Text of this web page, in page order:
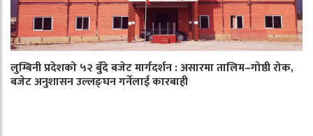
लुम्बिनी प्रदेशको ५२ बुँदे बजेट मार्गदर्शन : असारमा तालिम–गोष्ठी रोक,
बजेट अनुशासन उल्लङ्घन गर्नेलाई कारबाही